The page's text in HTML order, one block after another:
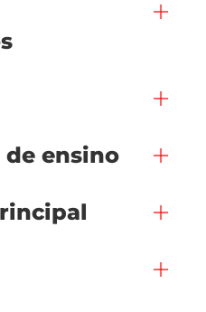
ensino